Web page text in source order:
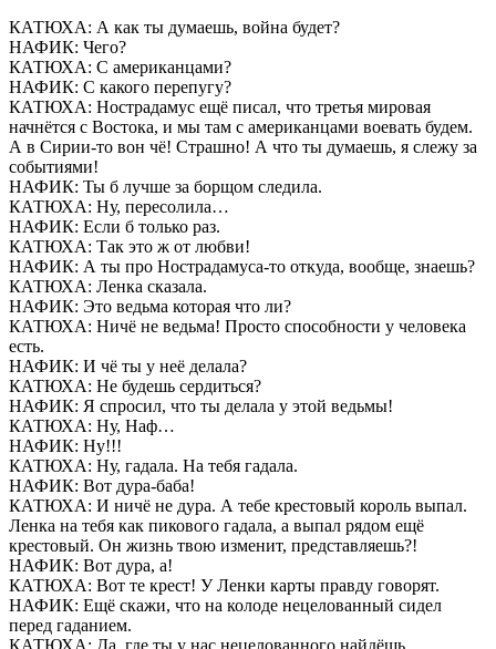
КАТЮХА: А как ты думаешь, война будет?
НАФИК: Чего?
КАТЮХА: С американцами?
НАФИК: С какого перепугу?
КАТЮХА: Нострадамус ещё писал, что третья мировая
начнётся с Востока, и мы там с американцами воевать будем.
А в Сирии-то вон чё! Страшно! А что ты думаешь, я слежу за
событиями!
НАФИК: Ты б лучше за борщом следила.
КАТЮХА: Ну, пересолила…
НАФИК: Если б только раз.
КАТЮХА: Так это ж от любви!
НАФИК: А ты про Нострадамуса-то откуда, вообще, знаешь?
КАТЮХА: Ленка сказала.
НАФИК: Это ведьма которая что ли?
КАТЮХА: Ничё не ведьма! Просто способности у человека
есть.
НАФИК: И чё ты у неё делала?
КАТЮХА: Не будешь сердиться?
НАФИК: Я спросил, что ты делала у этой ведьмы!
КАТЮХА: Ну, Наф…
НАФИК: Ну!!!
КАТЮХА: Ну, гадала. На тебя гадала.
НАФИК: Вот дура-баба!
КАТЮХА: И ничё не дура. А тебе крестовый король выпал.
Ленка на тебя как пикового гадала, а выпал рядом ещё
крестовый. Он жизнь твою изменит, представляешь?!
НАФИК: Вот дура, а!
КАТЮХА: Вот те крест! У Ленки карты правду говорят.
НАФИК: Ещё скажи, что на колоде нецелованный сидел
перед гаданием.
КАТЮХА: Да, где ты у нас нецелованного найдёшь.